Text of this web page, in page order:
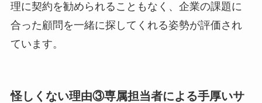
理に契約を勧められることもなく、企業の課題に
合った顧問を一緒に探してくれる姿勢が評価され
ています。
怪しくない理由③専属担当者による手厚いサ